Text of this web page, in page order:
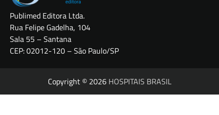
Publimed Editora Ltda.
Rua Felipe Gadelha, 104
Sala 55 – Santana
CEP: 02012-120 – São Paulo/SP
Copyright © 2026 HOSPITAIS BRASIL